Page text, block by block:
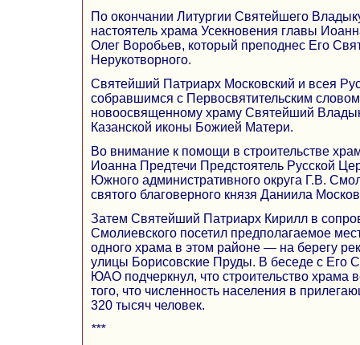
По окончании Литургии Святейшего
настоятель храма Усекновения главы
Олег Воробьев, который преподнес Его
Нерукотворного.
Святейший Патриарх Московский и всея
собравшимся с Первосвятительским
новоосвященному храму Святейший
Казанской иконы Божией Матери.
Во внимание к помощи в строительстве
Иоанна Предтечи Предстоятель Русской
Южного административного округа Г.В.
святого благоверного князя Даниила
Затем Святейший Патриарх Кирилл в
Смолиевского посетил предполагаемое
одного храма в этом районе — на берегу
улицы Борисовские Пруды. В беседе с Его
ЮАО подчеркнул, что строительство храма
того, что численность населения в
320 тысяч человек.
***